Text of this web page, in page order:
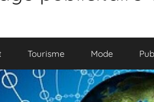
Tourisme Mode